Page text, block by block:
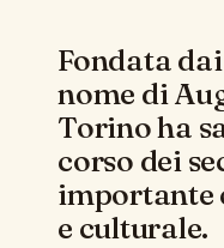
Fondata
nome di
Torino ha
corso dei
importante
e culturale.